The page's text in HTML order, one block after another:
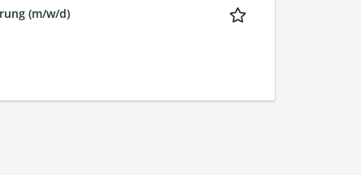
(m/w/d)